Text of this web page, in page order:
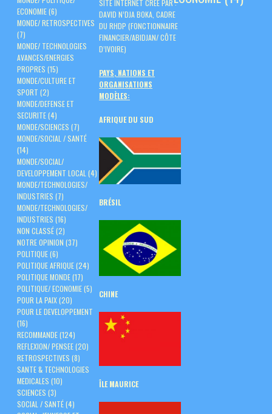
ECONOMIE(6)
MONDE/ RETROSPECTIVES
(7)
MONDE/ TECHNOLOGIES
AVANCES/ENERGIES
PROPRES (15)
MONDE/CULTURE ET
SPORT (2)
MONDE/DEFENSE ET
SECURITE(4)
MONDE/SCIENCES (7)
MONDE/SOCIAL / SANTÉ
(14)
MONDE/SOCIAL/
DEVELOPPEMENT LOCAL (4)
MONDE/TECHNOLOGIES/
INDUSTRIES (7)
MONDE/TECHNOLOGIES/
INDUSTRIES (16)
NON CLASSÉ(2)
NOTRE OPINION (37)
POLITIQUE(6)
POLITIQUE AFRIQUE(24)
POLITIQUE MONDE(17)
POLITIQUE/ ECONOMIE(5)
POUR LA PAIX(20)
POUR LE DEVELOPPEMENT
(16)
RECOMMANDE(124)
REFLEXION/ PENSEE(20)
RETROSPECTIVES (8)
SANTE & TECHNOLOGIES
MEDICALES (10)
SCIENCES (3)
SOCIAL / SANTÉ(4)
SITE INTERNET CRÉÉ PAR :
DAVID N’DJA BOKA, CADRE
DU RHDP (FONCTIONNAIRE
FINANCIER/ABIDJAN/ CÔTE
D’IVOIRE)
PAYS, NATIONS ET
ORGANISATIONS
MODÈLES:
AFRIQUE DU SUD
BRÉSIL
CHINE
ÎLEMAURICE